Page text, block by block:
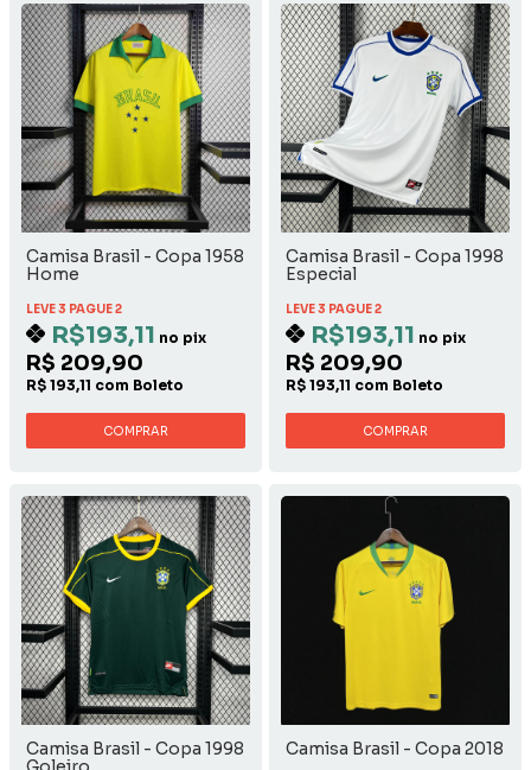
Camisa Brasil - Copa 1958
Home
LEVE 3 PAGUE 2
R$193,11 no pix
R$ 209,90
R$ 193,11 com Boleto
COMPRAR
Camisa Brasil - Copa 1998
Especial
LEVE 3 PAGUE 2
R$193,11 no pix
R$ 209,90
R$ 193,11 com Boleto
COMPRAR
Camisa Brasil - Copa 1998
Camisa Brasil - Copa 2018